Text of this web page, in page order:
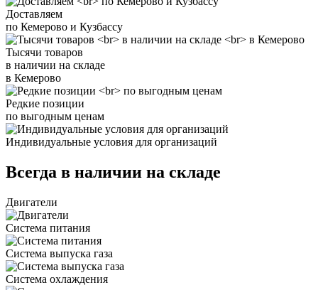
Доставляем
по Кемерово и Кузбассу
Тысячи товаров
в наличии на складе
в Кемерово
Редкие позиции
по выгодным ценам
Индивидуальные условия для организаций
Всегда в наличии на складе
Двигатели
Система питания
Система выпуска газа
Система охлаждения